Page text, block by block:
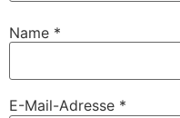
Name *
E-Mail-Adresse *